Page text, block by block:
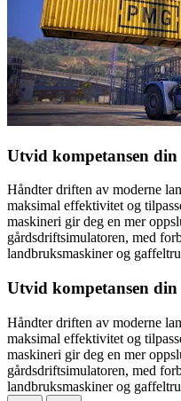
Utvid kompetansen din
Håndter driften av moderne
maksimal effektivitet og
maskineri gir deg en mer
gårdsdriftsimulatoren, med
landbruksmaskiner og
Utvid kompetansen din
Håndter driften av moderne
maksimal effektivitet og
maskineri gir deg en mer
gårdsdriftsimulatoren, med
landbruksmaskiner og